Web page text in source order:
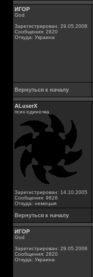
ИГОР
God
Зарегистрирован: 29.05.2008
Сообщения: 2820
Откуда: Украина
Вернуться к началу
ALuserX
псих-одиночка
Зарегистрирован: 14.10.2005
Сообщения: 9828
Откуда: немецыя
Вернуться к началу
ИГОР
God
Зарегистрирован: 29.05.2008
Сообщения: 2820
Откуда: Украина